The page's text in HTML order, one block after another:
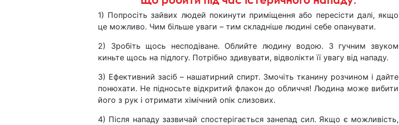
1) Попросіть зайвих людей покинути приміщення або пересісти далі, якщо
це можливо. Чим більше уваги – тим складніше людині себе опанувати.
2) Зробіть щось несподіване. Облийте людину водою. З гучним звуком
киньте щось на підлогу. Потрібно здивувати, відволікти її увагу від нападу.
3) Ефективний засіб – нашатирний спирт. Змочіть тканину розчином і дайте
понюхати. Не підносьте відкритий флакон до обличчя! Людина може вибити
його з рук і отримати хімічний опік слизових.
4) Після нападу зазвичай спостерігається занепад сил. Якщо є можливість,